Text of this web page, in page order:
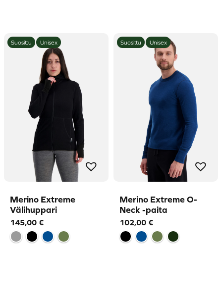
Suosittu Unisex
Merino Extreme
Välihuppari
145,00 €
Suosittu Unisex
Merino Extreme O-
Neck -paita
102,00 €